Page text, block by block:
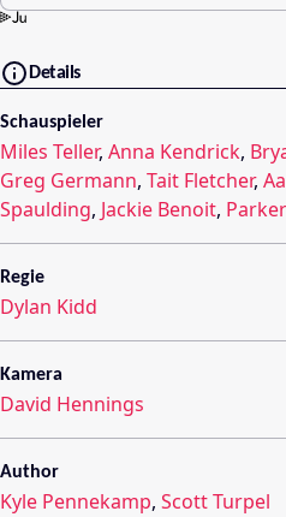
Details
Schauspieler
Miles Teller, Anna Kendrick,
Greg Germann, Tait Fletcher,
Spaulding, Jackie Benoit,
Regie
Dylan Kidd
Kamera
David Hennings
Author
Kyle Pennekamp, Scott Turpel